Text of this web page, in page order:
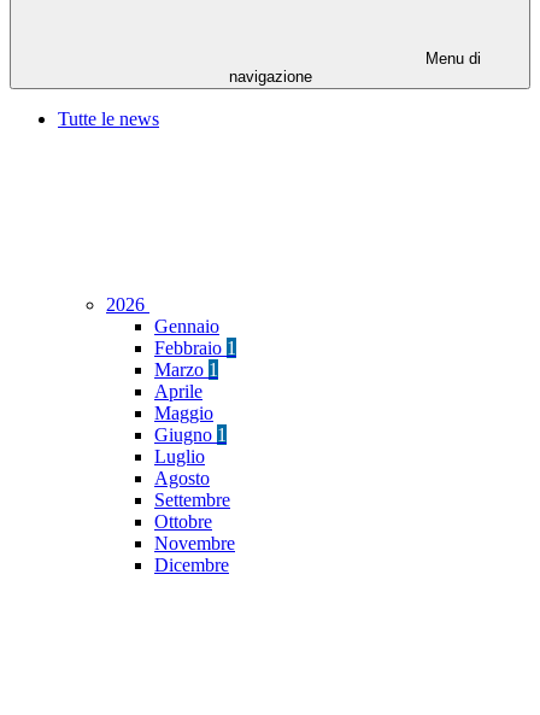
Menu di
navigazione
Tutte le news
2026
Gennaio
Febbraio 1
Marzo 1
Aprile
Maggio
Giugno 1
Luglio
Agosto
Settembre
Ottobre
Novembre
Dicembre